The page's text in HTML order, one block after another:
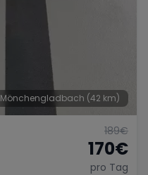
Mönchengladbach (42 km)
189€
170€
pro Tag